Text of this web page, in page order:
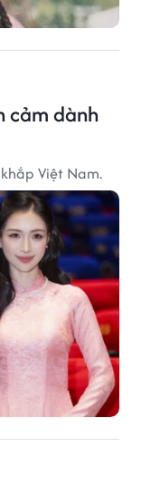
cảm dành
Việt Nam.